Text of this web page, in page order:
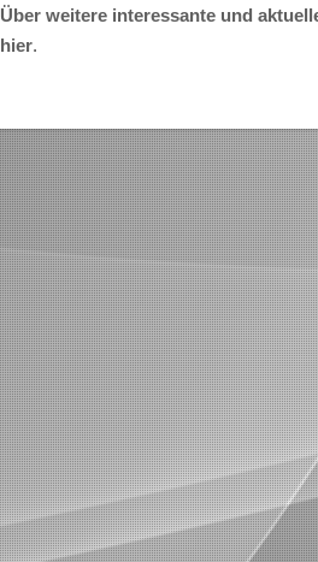
Über weitere interessante und
hier.